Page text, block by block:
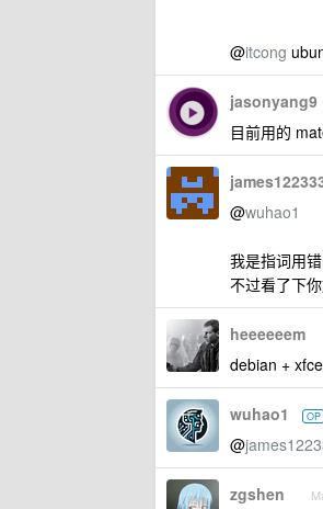
@itcong
jasonyang9
目前用的
@wuhao1
我是指词用
不过看了下
heeeeeem
debian +
wuhao1 OP
@
zgshen